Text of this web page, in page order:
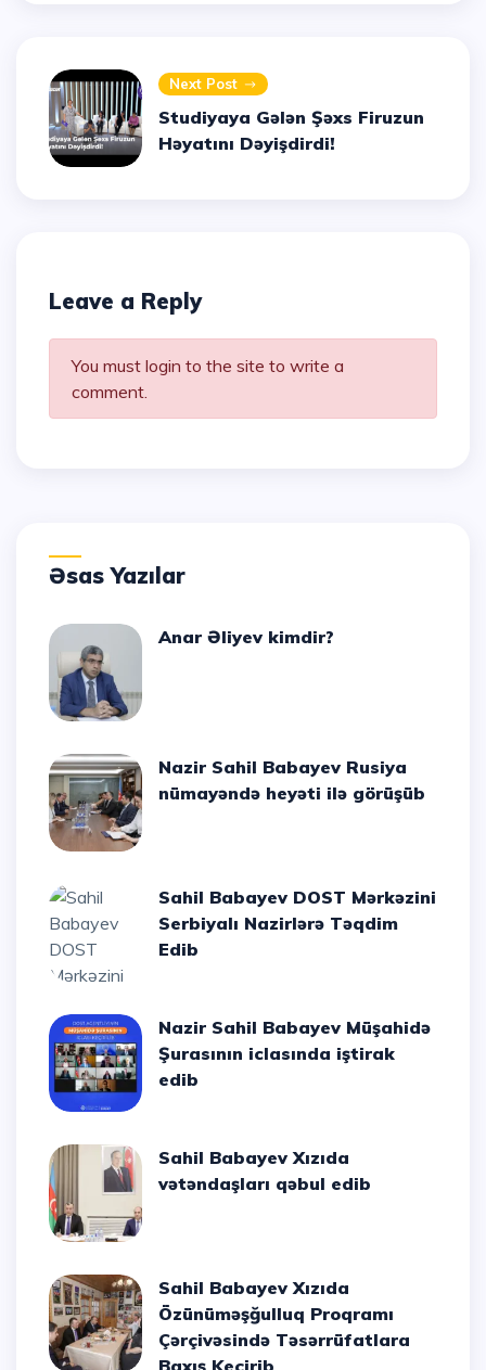
Next Post
Studiyaya Gələn Şəxs Firuzun
Həyatını Dəyişdirdi!
Leave a Reply
You must login to the site to write a
comment.
Əsas Yazılar
Anar Əliyev kimdir?
Nazir Sahil Babayev Rusiya
nümayəndə heyəti ilə görüşüb
Sahil Babayev DOST Mərkəzini
Serbiyalı Nazirlərə Təqdim
Edib
Nazir Sahil Babayev Müşahidə
Şurasının iclasında iştirak
edib
Sahil Babayev Xızıda
vətəndaşları qəbul edib
Sahil Babayev Xızıda
Özünüməşğulluq Proqramı
Çərçivəsində Təsərrüfatlara